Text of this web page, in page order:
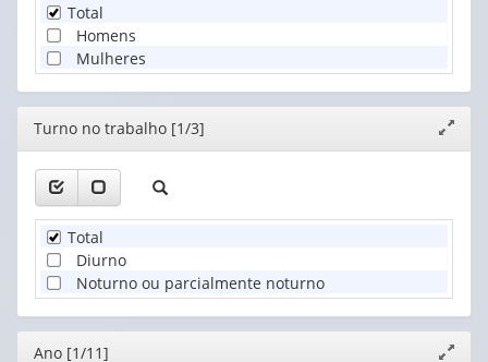
Total
Homens
Mulheres
Editor
janela
Turno no trabalho [1/3]
Total
Diurno
Noturno ou parcialmente noturno
Editor
Ano [1/11]